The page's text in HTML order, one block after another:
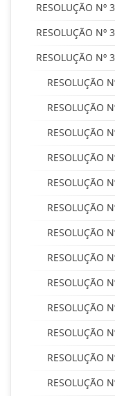
RESOLUÇÃO Nº
RESOLUÇÃO Nº
RESOLUÇÃO Nº
RESOLUÇÃO
RESOLUÇÃO
RESOLUÇÃO
RESOLUÇÃO
RESOLUÇÃO
RESOLUÇÃO
RESOLUÇÃO
RESOLUÇÃO
RESOLUÇÃO
RESOLUÇÃO
RESOLUÇÃO
RESOLUÇÃO
RESOLUÇÃO